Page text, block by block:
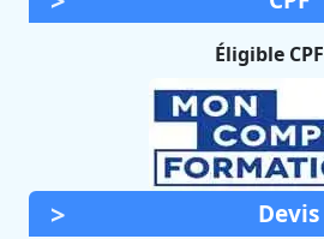
Éligible CPF
Devis